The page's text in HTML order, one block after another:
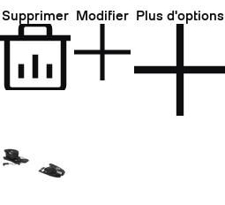
Supprimer Modifier Plus d'options